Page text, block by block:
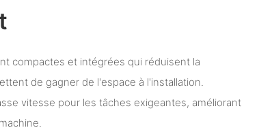
compactes et intégrées qui réduisent la
de gagner de l'espace à l'installation.
vitesse pour les tâches exigeantes, améliorant